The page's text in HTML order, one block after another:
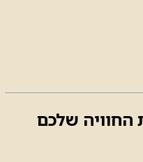
החוויה שלכם